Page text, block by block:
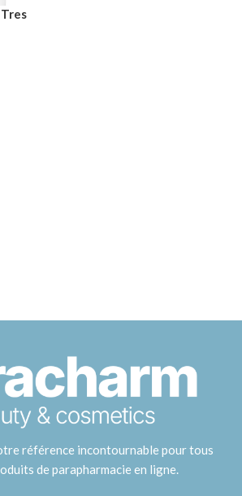
référence incontournable pour tous
de parapharmacie en ligne.